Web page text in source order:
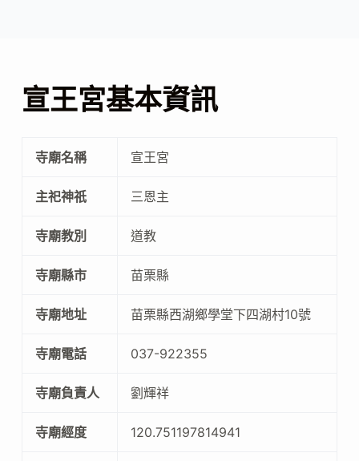
宣王宮基本資訊
寺廟名稱 宣王宮
主祀神祇 三恩主
寺廟教別 道教
寺廟縣市 苗栗縣
寺廟地址 苗栗縣西湖鄉學堂下四湖村10號
寺廟電話 037-922355
寺廟負責人 劉輝祥
寺廟經度 120.751197814941